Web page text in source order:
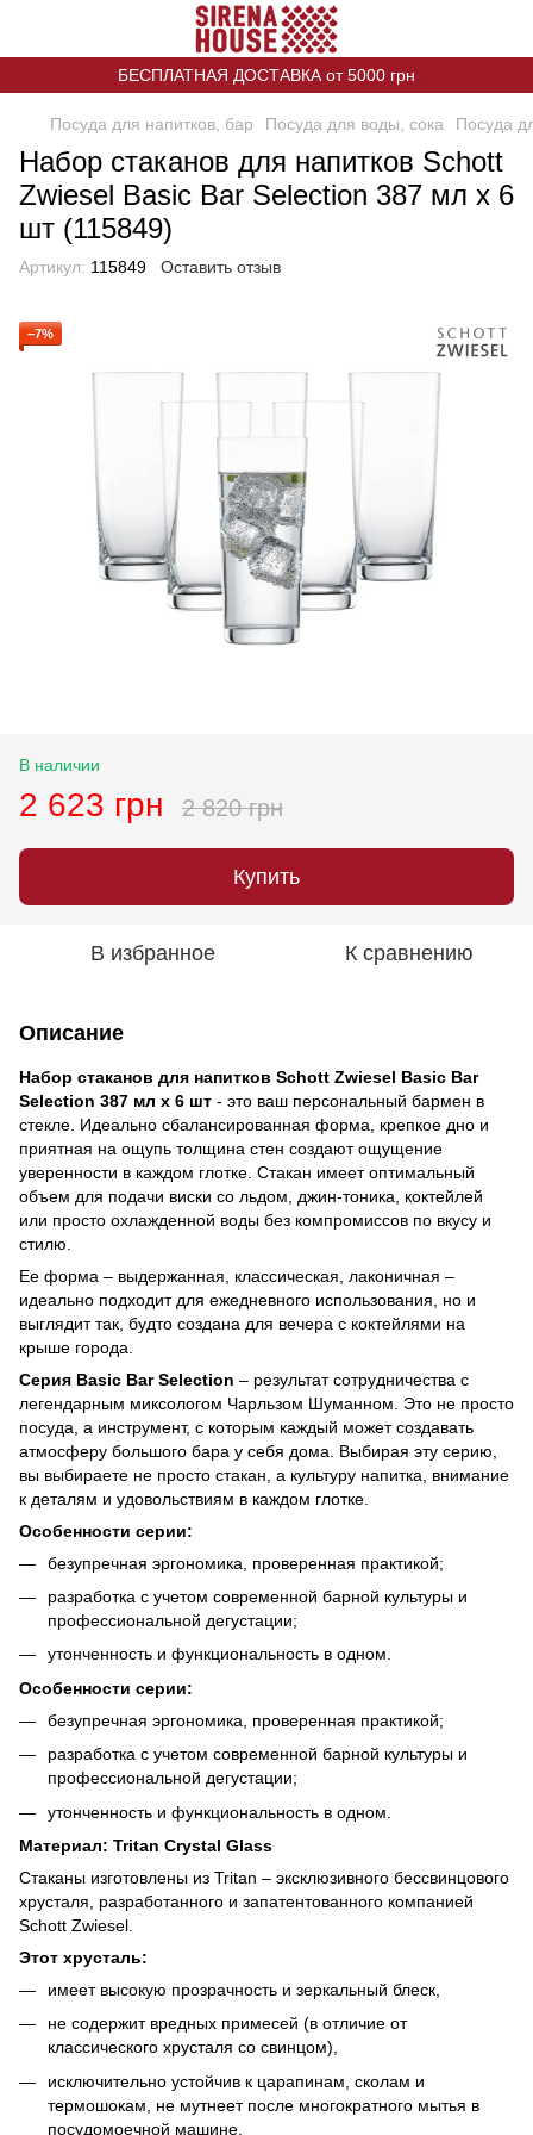
БЕСПЛАТНАЯ ДОСТАВКА от 5000 грн
Посуда для напитков, бар Посуда для воды, сока Посуда
Набор стаканов для напитков Schott
Zwiesel Basic Bar Selection 387 мл х 6
шт (115849)
Артикул: 115849 Оставить отзыв
−7%
В наличии
2 623 грн 2 820 грн
Купить
В избранное К сравнению
Описание
Набор стаканов для напитков Schott Zwiesel Basic Bar
Selection 387 мл х 6 шт - это ваш персональный бармен в
стекле. Идеально сбалансированная форма, крепкое дно и
приятная на ощупь толщина стен создают ощущение
уверенности в каждом глотке. Стакан имеет оптимальный
объем для подачи виски со льдом, джин-тоника, коктейлей
или просто охлажденной воды без компромиссов по вкусу и
стилю.
Ее форма – выдержанная, классическая, лаконичная –
идеально подходит для ежедневного использования, но и
выглядит так, будто создана для вечера с коктейлями на
крыше города.
Серия Basic Bar Selection – результат сотрудничества с
легендарным миксологом Чарльзом Шуманном. Это не просто
посуда, а инструмент, с которым каждый может создавать
атмосферу большого бара у себя дома. Выбирая эту серию,
вы выбираете не просто стакан, а культуру напитка, внимание
к деталям и удовольствиям в каждом глотке.
Особенности серии:
безупречная эргономика, проверенная практикой;
разработка с учетом современной барной культуры и
профессиональной дегустации;
утонченность и функциональность в одном.
Особенности серии:
безупречная эргономика, проверенная практикой;
разработка с учетом современной барной культуры и
профессиональной дегустации;
утонченность и функциональность в одном.
Материал: Tritan Crystal Glass
Стаканы изготовлены из Tritan – эксклюзивного бессвинцового
хрусталя, разработанного и запатентованного компанией
Schott Zwiesel.
Этот хрусталь:
имеет высокую прозрачность и зеркальный блеск,
не содержит вредных примесей (в отличие от
классического хрусталя со свинцом),
исключительно устойчив к царапинам, сколам и
термошокам, не мутнеет после многократного мытья в
посудомоечной машине.